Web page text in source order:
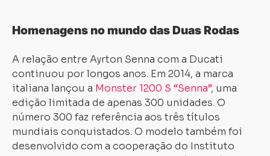
Homenagens no mundo das Duas Rodas
A relação entre Ayrton Senna com a Ducati
continuou por longos anos. Em 2014, a marca
italiana lançou a Monster 1200 S “Senna”, uma
edição limitada de apenas 300 unidades. O
número 300 faz referência aos três títulos
mundiais conquistados. O modelo também foi
desenvolvido com a cooperação do Instituto